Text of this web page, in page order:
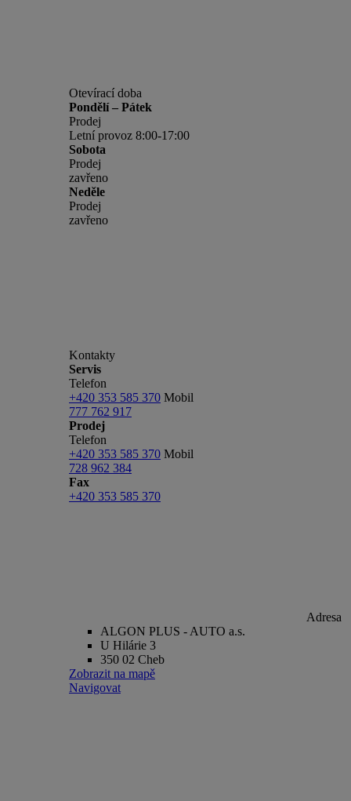
Otevírací doba
Pondělí – Pátek
Prodej
Letní provoz 8:00-17:00
Sobota
Prodej
zavřeno
Neděle
Prodej
zavřeno
Kontakty
Servis
Telefon
+420 353 585 370 Mobil
777 762 917
Prodej
Telefon
+420 353 585 370 Mobil
728 962 384
Fax
+420 353 585 370
Adresa
ALGON PLUS - AUTO a.s.
U Hilárie 3
350 02 Cheb
Zobrazit na mapě
Navigovat